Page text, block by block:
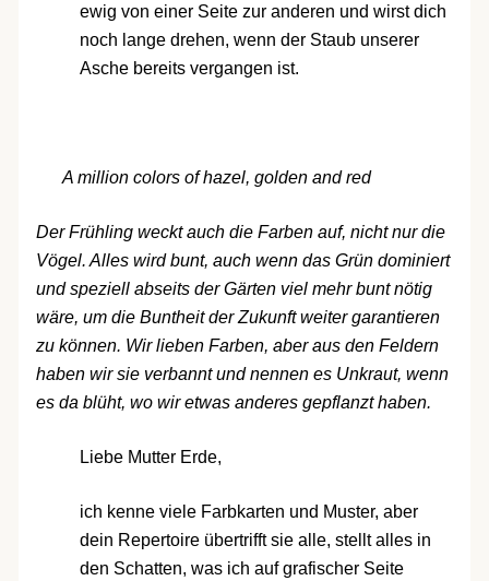
ewig von einer Seite zur anderen und wirst dich
noch lange drehen, wenn der Staub unserer
Asche bereits vergangen ist.
A million colors of hazel, golden and red
Der Frühling weckt auch die Farben auf, nicht nur die
Vögel. Alles wird bunt, auch wenn das Grün dominiert
und speziell abseits der Gärten viel mehr bunt nötig
wäre, um die Buntheit der Zukunft weiter garantieren
zu können. Wir lieben Farben, aber aus den Feldern
haben wir sie verbannt und nennen es Unkraut, wenn
es da blüht, wo wir etwas anderes gepflanzt haben.
Liebe Mutter Erde,
ich kenne viele Farbkarten und Muster, aber
dein Repertoire übertrifft sie alle, stellt alles in
den Schatten, was ich auf grafischer Seite